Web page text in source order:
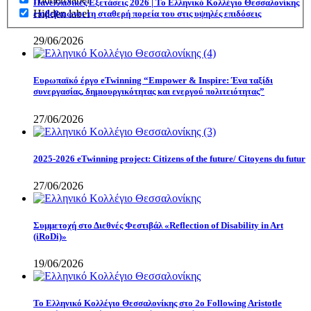
Hidden label
Πανελλαδικές Εξετάσεις 2026 | Το Ελληνικό Κολλέγιο Θεσσαλονίκης
επιβεβαιώνει τη σταθερή πορεία του στις υψηλές επιδόσεις
29/06/2026
Eυρωπαϊκό έργο eTwinning “Empower & Inspire: Ένα ταξίδι
συνεργασίας, δημιουργικότητας και ενεργού πολιτειότητας”
27/06/2026
2025-2026 eTwinning project: Citizens of the future/ Citoyens du futur
27/06/2026
Συμμετοχή στο Διεθνές Φεστιβάλ «Reflection of Disability in Art
(iRoDi)»
19/06/2026
Το Ελληνικό Κολλέγιο Θεσσαλονίκης στο 2ο Following Aristotle